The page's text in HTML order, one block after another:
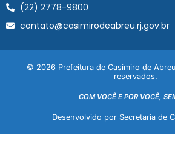
(22) 2778-9800
contato@casimirodeabreu.rj.gov.br
© 2026 Prefeitura de Casimiro de
reservados.
COM VOCÊ E POR VOCÊ,
Desenvolvido por Secretaria de